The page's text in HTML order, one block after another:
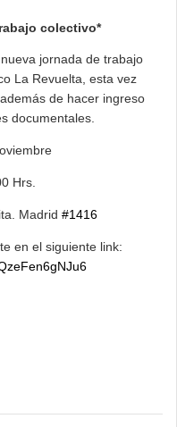
colectivo*
jornada de trabajo
La Revuelta, esta vez
de hacer ingreso
documentales.
Hrs.
Madrid #1416
en el siguiente link: